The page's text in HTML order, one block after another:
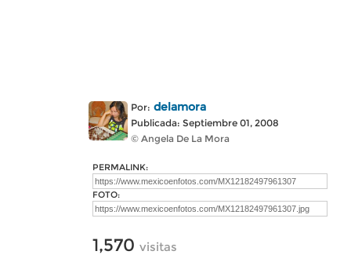
Por: delamora
Publicada: Septiembre 01, 2008
© Angela De La Mora
PERMALINK:
FOTO:
1,570 visitas